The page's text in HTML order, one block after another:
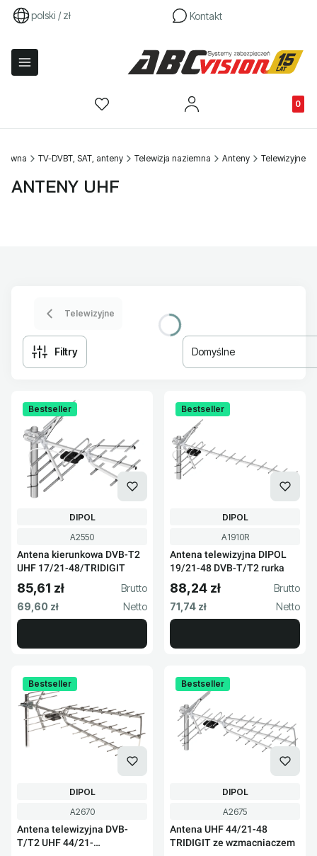
polski / zł Kontakt
TV-DVBT, SAT, anteny Telewizja naziemna Anteny Telewizyjne
ANTENY UHF
Telewizyjne
Filtry Domyślne
Bestseller
Kod produktu
A2550
Antena kierunkowa DVB-T2
UHF 17/21-48/TRIDIGIT
PRODUCENT
DIPOL
Cena brutto
85,61 zł
Cena netto
69,60 zł
Bestseller
Kod produktu
A1910R
Antena telewizyjna DIPOL
19/21-48 DVB-T/T2 rurka
PRODUCENT
DIPOL
Cena brutto
88,24 zł
Cena netto
71,74 zł
Bestseller
Kod produktu
A2670
Antena telewizyjna DVB-
T/T2 UHF 44/21-
PRODUCENT
DIPOL
Bestseller
Kod produktu
A2675
Antena UHF 44/21-48
TRIDIGIT ze wzmacniaczem
PRODUCENT
DIPOL